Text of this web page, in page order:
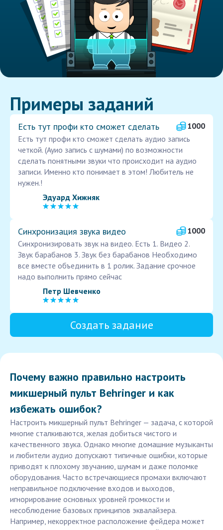
Примеры заданий
Есть тут профи кто сможет сделать
1000
Есть тут профи кто сможет сделать аудио запись
четкой. (Ауио запись с шумами) по возможности
сделать понятными звуки что происходит на аудио
записи. Именно кто понимает в этом! Любитель не
нужен.!
Эдуард Хижняк
Синхронизация звука видео
1000
Синхронизировать звук на видео. Есть 1. Видео 2.
Звук барабанов 3. Звук без барабанов Необходимо
все вместе объединить в 1 ролик. Задание срочное
надо выполнить прямо сейчас
Петр Шевченко
Создать задание
Почему важно правильно настроить
микшерный пульт Behringer и как
избежать ошибок?
Настроить микшерный пульт Behringer — задача, с которой
многие сталкиваются, желая добиться чистого и
качественного звука. Однако многие домашние музыканты
и любители аудио допускают типичные ошибки, которые
приводят к плохому звучанию, шумам и даже поломке
оборудования. Часто встречающиеся промахи включают
неправильное подключение входов и выходов,
игнорирование основных уровней громкости и
несоблюдение базовых принципов эквалайзера.
Например, некорректное расположение фейдера может